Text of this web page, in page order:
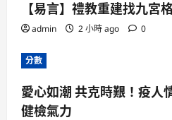
【易言】禮教重建找九宮
admin 2 小時 ago 0
分數
愛心如潮 共克時艱！疫人
健檢氣力